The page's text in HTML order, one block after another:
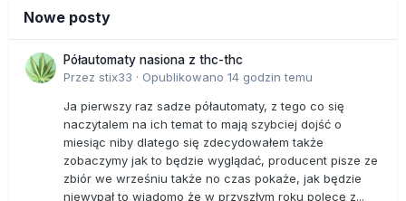
Nowe posty
Półautomaty nasiona z thc-thc
Przez stix33 · Opublikowano 14 godzin temu
Ja pierwszy raz sadze półautomaty, z tego co się
naczytalem na ich temat to mają szybciej dojść o
miesiąc niby dlatego się zdecydowałem także
zobaczymy jak to będzie wyglądać, producent pisze ze
zbiór we wrześniu także no czas pokaże, jak będzie
niewypał to wiadomo że w przyszłym roku polecę z...